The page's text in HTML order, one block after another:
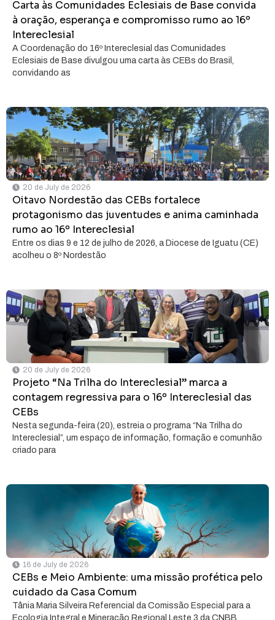
Carta às Comunidades Eclesiais de Base convida
à oração, esperança e compromisso rumo ao 16º
Intereclesial
A Coordenação do 16º Intereclesial das Comunidades
Eclesiais de Base divulgou uma carta às CEBs do Brasil,
convidando as
20 de July de 2026
Oitavo Nordestão das CEBs fortalece
protagonismo das juventudes e anima caminhada
rumo ao 16º Intereclesial
Entre os dias 9 e 12 de julho de 2026, a Diocese de Iguatu (CE)
acolheu o 8º Nordestão
20 de July de 2026
Projeto “Na Trilha do Intereclesial” marca a
contagem regressiva para o 16º Intereclesial das
CEBs
Nesta segunda-feira (20), estreia o programa “Na Trilha do
Intereclesial”, um espaço de informação, formação e comunhão
criado para
16 de July de 2026
CEBs e Meio Ambiente: uma missão profética pelo
cuidado da Casa Comum
Tânia Maria Silveira Referencial da Comissão Especial para a
Ecologia Integral e Mineração Regional Leste 3 da CNBB